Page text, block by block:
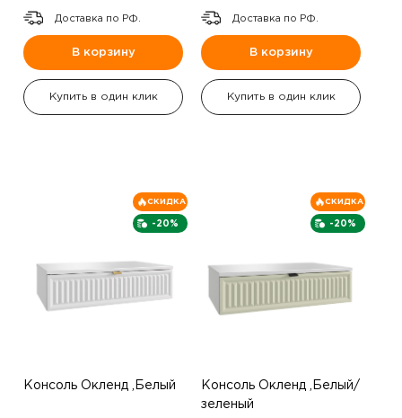
Доставка по РФ.
В корзину
Купить в один клик
Доставка по РФ.
В корзину
Купить в один клик
-20%
СКИДКА
Консоль Окленд ,Белый
-20%
СКИДКА
Консоль Окленд ,Белый/
зеленый